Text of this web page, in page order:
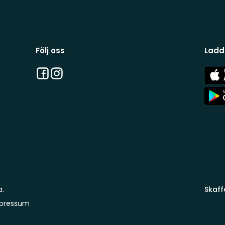
Följ oss
Facebook
Instagram
App
Store
App
Store